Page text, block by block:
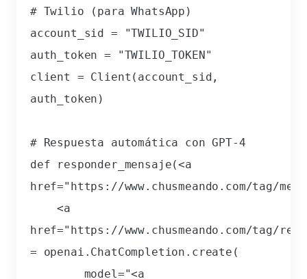
# Twilio (para WhatsApp)
account_sid = "TWILIO_SID"
auth_token = "TWILIO_TOKEN"
client = Client(account_sid,
auth_token)
# Respuesta automática con GPT-4
def responder_mensaje(<a
href="https://www.chusmeando.com/tag/
    <a
href="https://www.chusmeando.com/tag/
= openai.ChatCompletion.create(